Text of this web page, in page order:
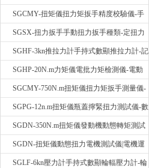
定扭矩檢測扳手
SGCMY-扭矩儀扭力矩扳手精度校驗儀-手
動扳子扭矩校準儀
SGSX-扭力扳手手動扭力扳手種類-定扭力
矩檢測扳手價格
SGHF-3kn推拉力計手持式數顯推拉力計-記
憶數據拉壓力測力計
SGHP-20N.m力矩儀電批力矩檢測儀-電動
螺絲批扭力矩測試儀
SGCMY-750N.m扭矩儀扭力矩扳手測量儀-
校準扳手扭力精度測試儀
SGPG-12n.m扭矩儀瓶蓋擰緊扭力測試儀-數
顯式瓶蓋扭力矩儀
SGDN-350N.m扭矩儀發動機動態轉矩測試
儀-動態電機扭矩測量儀
SGDN-扭矩儀動態扭力電機測試儀|電機運
轉摩擦力扭矩儀
SGLF-6kn壓力計手持式數顯輪輻壓力計-輪